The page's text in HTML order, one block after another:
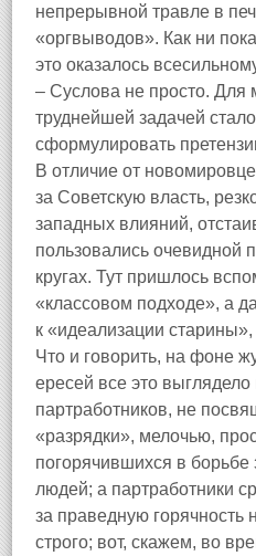
непрерывной травле в
«оргвыводов». Как ни
это оказалось
– Суслова не просто. Для
труднейшей задачей
сформулировать
В отличие от
за Советскую власть,
западных влияний,
пользовались очевидной
кругах. Тут пришлось
«классовом подходе», а
к «идеализации
Что и говорить, на фоне
ересей все это
партработников, не
«разрядки», мелочью,
погорячившихся в
людей; а партработники
за праведную горячность
строго; вот, скажем, во